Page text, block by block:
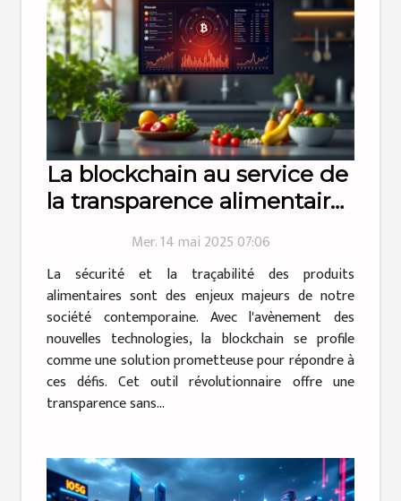
La blockchain au service de
la transparence alimentaire
aliments en 2023
Mer. 14 mai 2025 07:06
La sécurité et la traçabilité des produits
alimentaires sont des enjeux majeurs de notre
société contemporaine. Avec l'avènement des
nouvelles technologies, la blockchain se profile
comme une solution prometteuse pour répondre à
ces défis. Cet outil révolutionnaire offre une
transparence sans...